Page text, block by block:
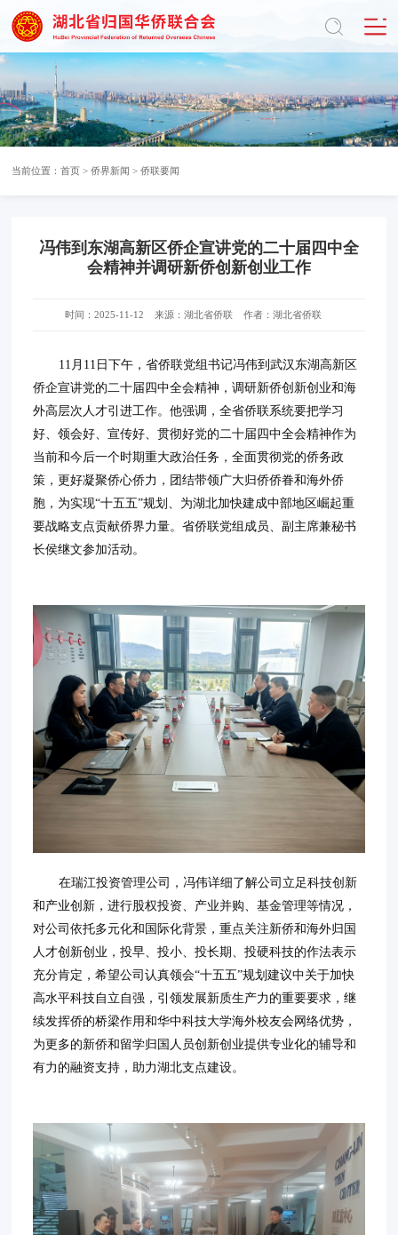
当前位置：首页 >侨界新闻 >侨联要闻
冯伟到东湖高新区侨企宣讲党的二十届四中全
会精神并调研新侨创新创业工作
时间：2025-11-12 来源：湖北省侨联 作者：湖北省侨联
11月11日下午，省侨联党组书记冯伟到武汉东湖高新区
侨企宣讲党的二十届四中全会精神，调研新侨创新创业和海
外高层次人才引进工作。他强调，全省侨联系统要把学习
好、领会好、宣传好、贯彻好党的二十届四中全会精神作为
当前和今后一个时期重大政治任务，全面贯彻党的侨务政
策，更好凝聚侨心侨力，团结带领广大归侨侨眷和海外侨
胞，为实现“十五五”规划、为湖北加快建成中部地区崛起重
要战略支点贡献侨界力量。省侨联党组成员、副主席兼秘书
长侯继文参加活动。
在瑞江投资管理公司，冯伟详细了解公司立足科技创新
和产业创新，进行股权投资、产业并购、基金管理等情况，
对公司依托多元化和国际化背景，重点关注新侨和海外归国
人才创新创业，投早、投小、投长期、投硬科技的作法表示
充分肯定，希望公司认真领会“十五五”规划建议中关于加快
高水平科技自立自强，引领发展新质生产力的重要要求，继
续发挥侨的桥梁作用和华中科技大学海外校友会网络优势，
为更多的新侨和留学归国人员创新创业提供专业化的辅导和
有力的融资支持，助力湖北支点建设。